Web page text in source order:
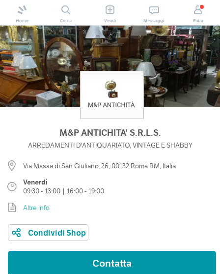
Home Cerca Vendi Messaggi Entra
M&P ANTICHITA' S.R.L.S.
ARREDAMENTI D'ANTIQUARIATO, VINTAGE E SHABBY
Via Massa di San Giuliano, 26, 00132 Roma RM, Italia
Venerdì
09:30 - 13:00 | 16:00 - 19:00
Altre info
Condividi Shop
Contatta